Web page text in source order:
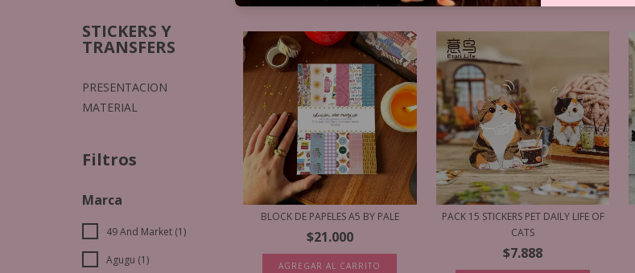
STICKERS Y
TRANSFERS
PRESENTACION
MATERIAL
Filtros
Marca
49 And Market (1)
Agugu (1)
BLOCK DE PAPELES A5 BY PALE
$21.000
AGREGAR AL CARRITO
PACK 15 STICKERS PET DAILY LIFE OF
CATS
$7.888